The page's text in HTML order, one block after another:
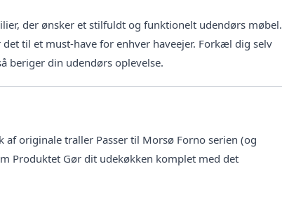
der ønsker et stilfuldt og funktionelt udendørs møbel.
til et must-have for enhver haveejer. Forkæl dig selv
beriger din udendørs oplevelse.
originale traller Passer til Morsø Forno serien (og
Produktet Gør dit udekøkken komplet med det